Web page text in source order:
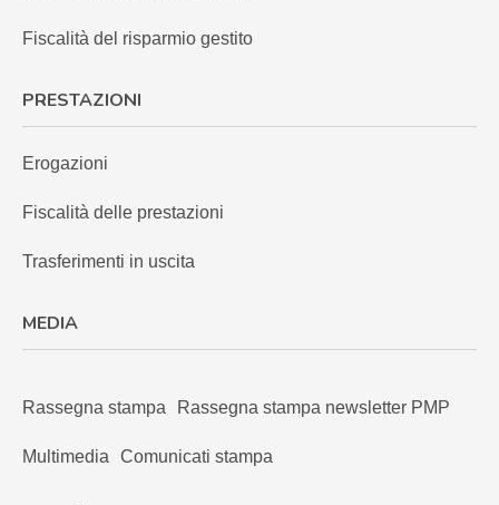
Fiscalità del risparmio gestito
PRESTAZIONI
Erogazioni
Fiscalità delle prestazioni
Trasferimenti in uscita
MEDIA
Rassegna stampa Rassegna stampa newsletter PMP
Multimedia Comunicati stampa